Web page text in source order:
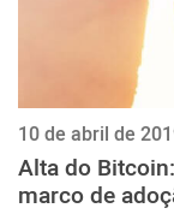
10 de abril de
Alta do
marco de